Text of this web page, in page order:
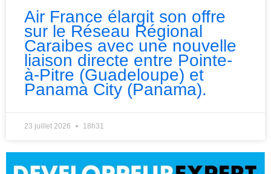
Air France élargit son offre
sur le Réseau Régional
Caraibes avec une nouvelle
liaison directe entre Pointe-
à-Pitre (Guadeloupe) et
Panama City (Panama).
23 juillet 2026 18h31